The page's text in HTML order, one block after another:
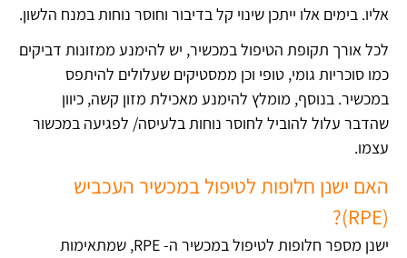
אליו. בימים אלו ייתכן שינוי קל בדיבור וחוסר נוחות במנח הלשון.
לכל אורך תקופת הטיפול במכשיר, יש להימנע ממזונות דביקים
כמו סוכריות גומי, טופי וכן ממסטיקים שעלולים להיתפס
במכשיר. בנוסף, מומלץ להימנע מאכילת מזון קשה, כיוון
שהדבר עלול להוביל לחוסר נוחות בלעיסה/ לפגיעה במכשור
עצמו.
האם ישנן חלופות לטיפול במכשיר העכביש
(RPE)?
ישנן מספר חלופות לטיפול במכשיר ה- RPE, שמתאימות